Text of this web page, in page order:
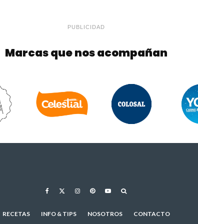
PUBLICIDAD
Marcas que nos acompañan
RECETAS INFO & TIPS NOSOTROS CONTACTO